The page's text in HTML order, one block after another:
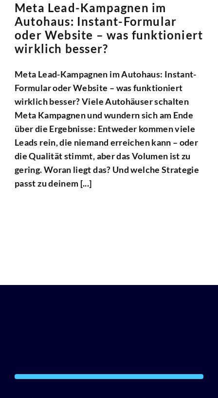
Meta Lead-Kampagnen im
Autohaus: Instant-Formular
oder Website – was funktioniert
wirklich besser?
Meta Lead-Kampagnen im Autohaus: Instant-
Formular oder Website – was funktioniert
wirklich besser? Viele Autohäuser schalten
Meta Kampagnen und wundern sich am Ende
über die Ergebnisse: Entweder kommen viele
Leads rein, die niemand erreichen kann – oder
die Qualität stimmt, aber das Volumen ist zu
gering. Woran liegt das? Und welche Strategie
passt zu deinem [...]